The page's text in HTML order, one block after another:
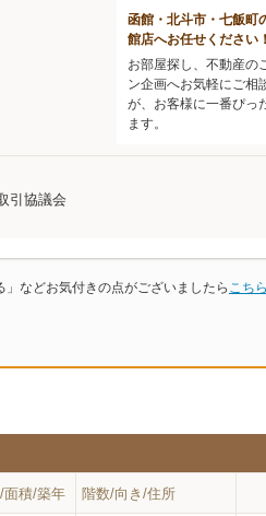
函館・北斗市・七飯町
館店へお任せください！
お部屋探し、不動産の
ン企画へお気軽にご相
が、お客様に一番ぴっ
ます。
引協議会
などお気付きの点がございましたら こちら
面積/築年 階数/向き/住所